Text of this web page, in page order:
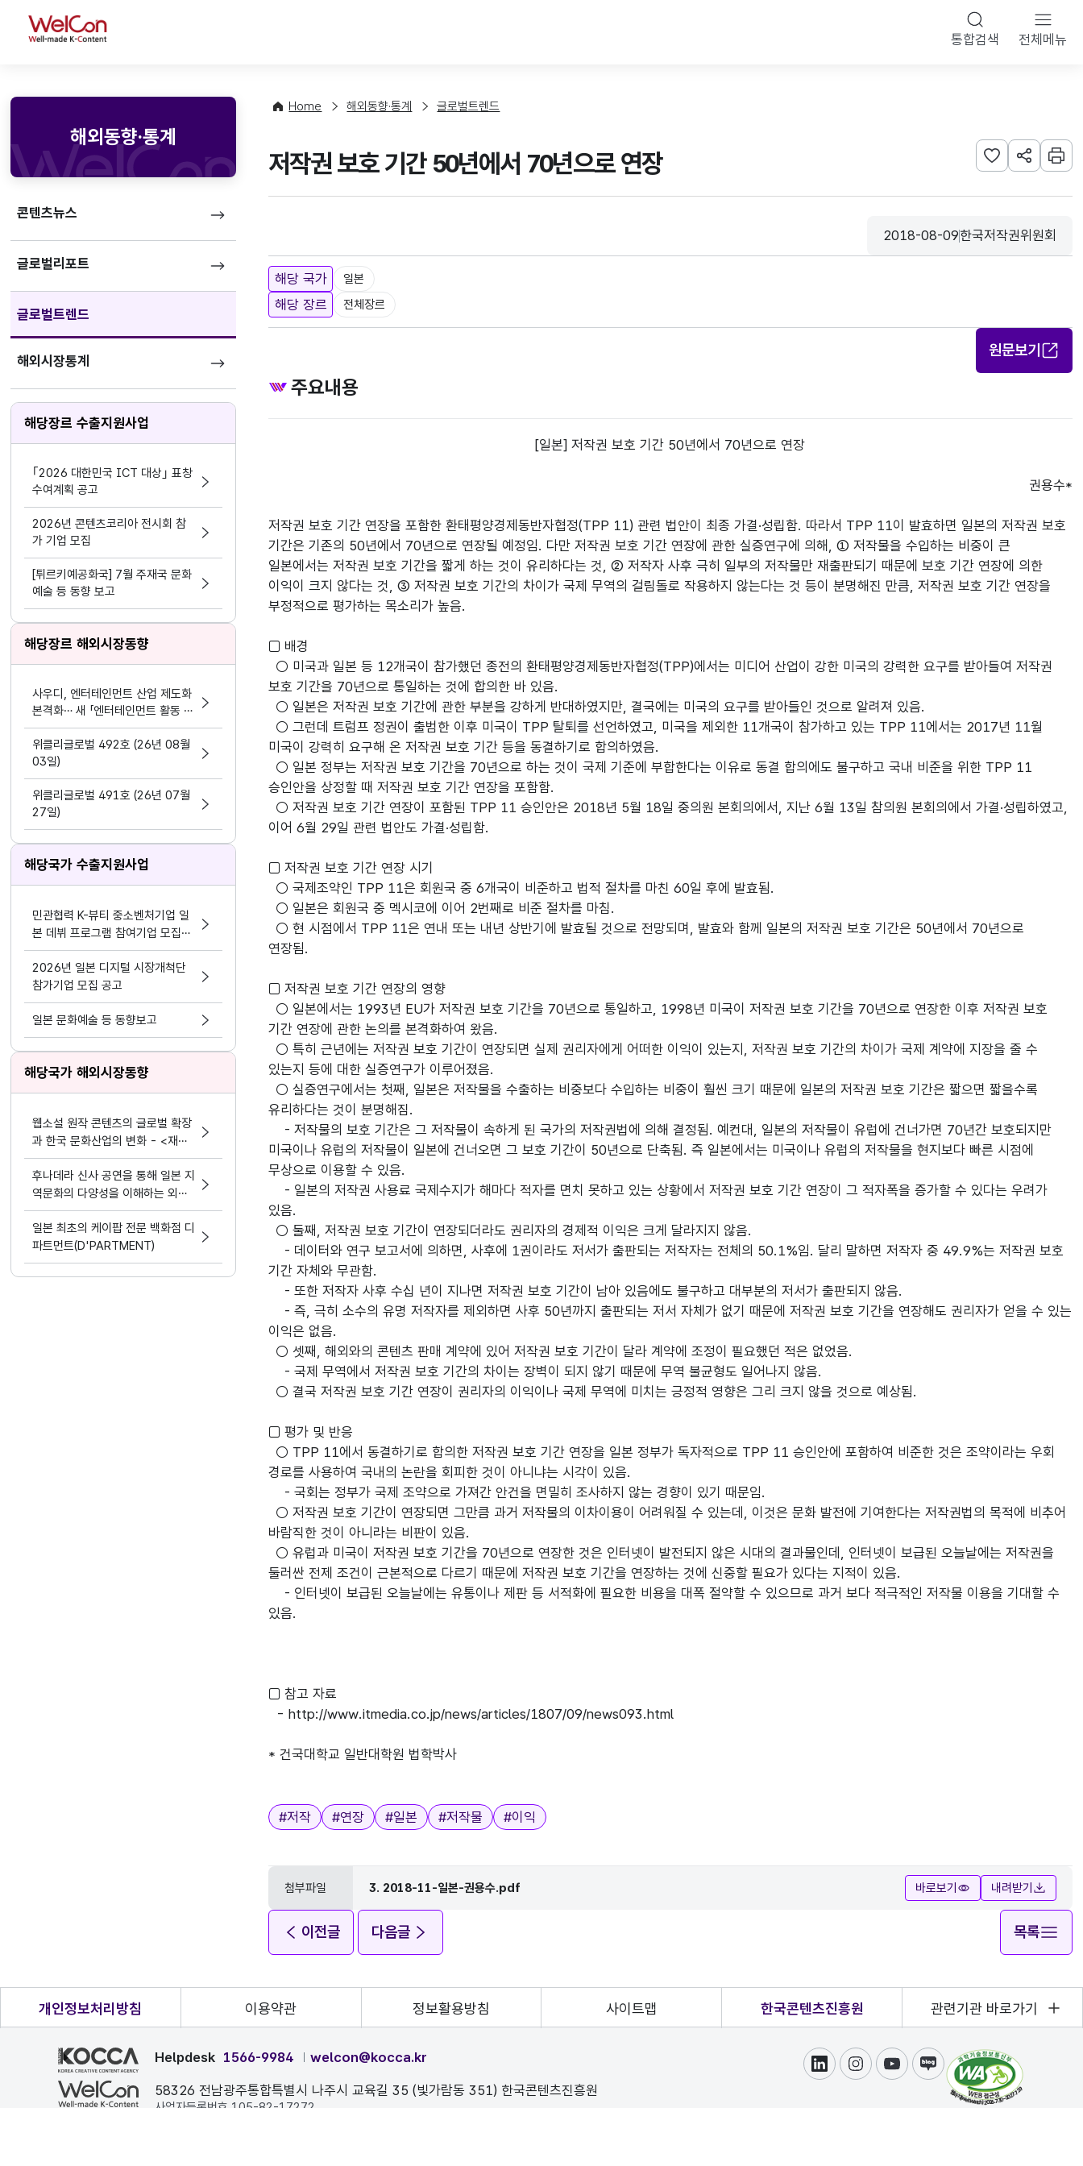
WelCon 통합검색 전체메뉴
해외동향·통계
콘텐츠뉴스
글로벌리포트
글로벌트렌드
해외시장통계
해당장르 수출지원사업
｢2026 대한민국 ICT 대상｣ 표창
수여계획 공고
2026년 콘텐츠코리아 전시회 참
가 기업 모집
[튀르키예공화국] 7월 주재국 문화
예술 등 동향 보고
해당장르 해외시장동향
사우디, 엔터테인먼트 산업 제도화
본격화… 새 「엔터테인먼트 활동 및
지원 활동법」 제정
위클리글로벌 492호 (26년 08월
03일)
위클리글로벌 491호 (26년 07월
27일)
해당국가 수출지원사업
민관협력 K-뷰티 중소벤처기업 일
본 데뷔 프로그램 참여기업 모집공
고
2026년 일본 디지털 시장개척단
참가기업 모집 공고
일본 문화예술 등 동향보고
해당국가 해외시장동향
웹소설 원작 콘텐츠의 글로벌 확장
과 한국 문화산업의 변화 - <재혼
황후> 실사화 드라마
후나데라 신사 공연을 통해 일본 지
역문화의 다양성을 이해하는 외국
인 유학생들
일본 최초의 케이팝 전문 백화점 디
파트먼트(D'PARTMENT)
Home 해외동향·통계 글로벌트렌드
저작권 보호 기간 50년에서 70년으로 연장 관심사 등록하기
URL 공유하
인쇄
등록일
2018-08-09
수집기관
한국저작권위원회
해당 국가 일본
해당 장르 전체장르
원문보기
주요내용
[일본] 저작권 보호 기간 50년에서 70년으로 연장
권용수*
저작권 보호 기간 연장을 포함한 환태평양경제동반자협정(TPP 11) 관련 법안이 최종 가결·성립함. 따라서 TPP 11이 발효하면 일본의 저작권 보호
기간은 기존의 50년에서 70년으로 연장될 예정임. 다만 저작권 보호 기간 연장에 관한 실증연구에 의해, ① 저작물을 수입하는 비중이 큰
일본에서는 저작권 보호 기간을 짧게 하는 것이 유리하다는 것, ② 저작자 사후 극히 일부의 저작물만 재출판되기 때문에 보호 기간 연장에 의한
이익이 크지 않다는 것, ③ 저작권 보호 기간의 차이가 국제 무역의 걸림돌로 작용하지 않는다는 것 등이 분명해진 만큼, 저작권 보호 기간 연장을
부정적으로 평가하는 목소리가 높음.
□ 배경
○ 미국과 일본 등 12개국이 참가했던 종전의 환태평양경제동반자협정(TPP)에서는 미디어 산업이 강한 미국의 강력한 요구를 받아들여 저작권
보호 기간을 70년으로 통일하는 것에 합의한 바 있음.
○ 일본은 저작권 보호 기간에 관한 부분을 강하게 반대하였지만, 결국에는 미국의 요구를 받아들인 것으로 알려져 있음.
○ 그런데 트럼프 정권이 출범한 이후 미국이 TPP 탈퇴를 선언하였고, 미국을 제외한 11개국이 참가하고 있는 TPP 11에서는 2017년 11월
미국이 강력히 요구해 온 저작권 보호 기간 등을 동결하기로 합의하였음.
○ 일본 정부는 저작권 보호 기간을 70년으로 하는 것이 국제 기준에 부합한다는 이유로 동결 합의에도 불구하고 국내 비준을 위한 TPP 11
승인안을 상정할 때 저작권 보호 기간 연장을 포함함.
○ 저작권 보호 기간 연장이 포함된 TPP 11 승인안은 2018년 5월 18일 중의원 본회의에서, 지난 6월 13일 참의원 본회의에서 가결·성립하였고,
이어 6월 29일 관련 법안도 가결·성립함.
□ 저작권 보호 기간 연장 시기
○ 국제조약인 TPP 11은 회원국 중 6개국이 비준하고 법적 절차를 마친 60일 후에 발효됨.
○ 일본은 회원국 중 멕시코에 이어 2번째로 비준 절차를 마침.
○ 현 시점에서 TPP 11은 연내 또는 내년 상반기에 발효될 것으로 전망되며, 발효와 함께 일본의 저작권 보호 기간은 50년에서 70년으로
연장됨.
□ 저작권 보호 기간 연장의 영향
○ 일본에서는 1993년 EU가 저작권 보호 기간을 70년으로 통일하고, 1998년 미국이 저작권 보호 기간을 70년으로 연장한 이후 저작권 보호
기간 연장에 관한 논의를 본격화하여 왔음.
○ 특히 근년에는 저작권 보호 기간이 연장되면 실제 권리자에게 어떠한 이익이 있는지, 저작권 보호 기간의 차이가 국제 계약에 지장을 줄 수
있는지 등에 대한 실증연구가 이루어졌음.
○ 실증연구에서는 첫째, 일본은 저작물을 수출하는 비중보다 수입하는 비중이 훨씬 크기 때문에 일본의 저작권 보호 기간은 짧으면 짧을수록
유리하다는 것이 분명해짐.
- 저작물의 보호 기간은 그 저작물이 속하게 된 국가의 저작권법에 의해 결정됨. 예컨대, 일본의 저작물이 유럽에 건너가면 70년간 보호되지만
미국이나 유럽의 저작물이 일본에 건너오면 그 보호 기간이 50년으로 단축됨. 즉 일본에서는 미국이나 유럽의 저작물을 현지보다 빠른 시점에
무상으로 이용할 수 있음.
- 일본의 저작권 사용료 국제수지가 해마다 적자를 면치 못하고 있는 상황에서 저작권 보호 기간 연장이 그 적자폭을 증가할 수 있다는 우려가
있음.
○ 둘째, 저작권 보호 기간이 연장되더라도 권리자의 경제적 이익은 크게 달라지지 않음.
- 데이터와 연구 보고서에 의하면, 사후에 1권이라도 저서가 출판되는 저작자는 전체의 50.1%임. 달리 말하면 저작자 중 49.9%는 저작권 보호
기간 자체와 무관함.
- 또한 저작자 사후 수십 년이 지나면 저작권 보호 기간이 남아 있음에도 불구하고 대부분의 저서가 출판되지 않음.
- 즉, 극히 소수의 유명 저작자를 제외하면 사후 50년까지 출판되는 저서 자체가 없기 때문에 저작권 보호 기간을 연장해도 권리자가 얻을 수 있는
이익은 없음.
○ 셋째, 해외와의 콘텐츠 판매 계약에 있어 저작권 보호 기간이 달라 계약에 조정이 필요했던 적은 없었음.
- 국제 무역에서 저작권 보호 기간의 차이는 장벽이 되지 않기 때문에 무역 불균형도 일어나지 않음.
○ 결국 저작권 보호 기간 연장이 권리자의 이익이나 국제 무역에 미치는 긍정적 영향은 그리 크지 않을 것으로 예상됨.
□ 평가 및 반응
○ TPP 11에서 동결하기로 합의한 저작권 보호 기간 연장을 일본 정부가 독자적으로 TPP 11 승인안에 포함하여 비준한 것은 조약이라는 우회
경로를 사용하여 국내의 논란을 회피한 것이 아니냐는 시각이 있음.
- 국회는 정부가 국제 조약으로 가져간 안건을 면밀히 조사하지 않는 경향이 있기 때문임.
○ 저작권 보호 기간이 연장되면 그만큼 과거 저작물의 이차이용이 어려워질 수 있는데, 이것은 문화 발전에 기여한다는 저작권법의 목적에 비추어
바람직한 것이 아니라는 비판이 있음.
○ 유럽과 미국이 저작권 보호 기간을 70년으로 연장한 것은 인터넷이 발전되지 않은 시대의 결과물인데, 인터넷이 보급된 오늘날에는 저작권을
둘러싼 전제 조건이 근본적으로 다르기 때문에 저작권 보호 기간을 연장하는 것에 신중할 필요가 있다는 지적이 있음.
- 인터넷이 보급된 오늘날에는 유통이나 제판 등 서적화에 필요한 비용을 대폭 절약할 수 있으므로 과거 보다 적극적인 저작물 이용을 기대할 수
있음.
□ 참고 자료
-http://www.itmedia.co.jp/news/articles/1807/09/news093.html
* 건국대학교 일반대학원 법학박사
태그
#저작 #연장 #일본 #저작물 #이익
첨부파일 3. 2018-11-일본-권용수.pdf 바로보기 내려받기
이전글 다음글 목록
개인정보처리방침 이용약관 정보활용방침 사이트맵 한국콘텐츠진흥원 관련기관 바로가기
Helpdesk 1566-9984 welcon@kocca.kr
58326 전남광주통합특별시 나주시 교육길 35 (빛가람동 351) 한국콘텐츠진흥원
사업자등록번호 105-82-17272
링크드인인스타그램
유튜브블로그